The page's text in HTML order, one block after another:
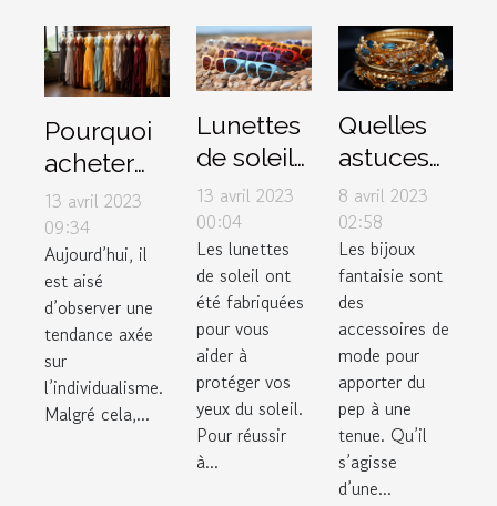
Pourquoi
acheter
des
vêtements
dans une
boutique
de couple
?
13 avril 2023
09:34
Aujourd’hui, il
est aisé
d’observer une
tendance axée
sur
l’individualisme.
Malgré cela,...
Lunettes
de soleil :
3 critères
pour
faire de
bon
choix
13 avril 2023
00:04
Les lunettes
de soleil ont
été fabriquées
pour vous
aider à
protéger vos
yeux du soleil.
Pour réussir
à...
Quelles
astuces
pour un
bon
choix de
bijoux
fantaisie
?
8 avril 2023
02:58
Les bijoux
fantaisie sont
des
accessoires de
mode pour
apporter du
pep à une
tenue. Qu’il
s’agisse
d’une...